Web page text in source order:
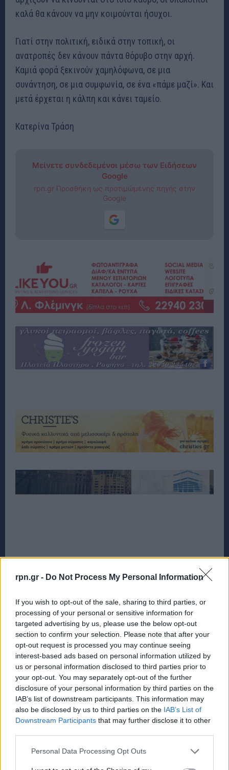
rpn.gr - Do Not Process My Personal Information
If you wish to opt-out of the sale, sharing to third parties, or
processing of your personal or sensitive information for
targeted advertising by us, please use the below opt-out
section to confirm your selection. Please note that after your
opt-out request is processed you may continue seeing
interest-based ads based on personal information utilized by
us or personal information disclosed to third parties prior to
your opt-out. You may separately opt-out of the further
disclosure of your personal information by third parties on the
IAB’s list of downstream participants. This information may
also be disclosed by us to third parties on the IAB’s List of
Downstream Participants that may further disclose it to other
Personal Data Processing Opt Outs
καλά θα κάνουν να μην κοιμούνται ήσυχοι.
Γιατί στην πολιτική, ειδικά στην τοπική, οι
ανατροπές δεν κάνουν πάντα θόρυβο στην αρχή.
Καμιά φορά ξεκινούν χαμηλόφωνα, σε μια
συνάντηση, σε μια συμφωνία, σε ένα «πάμε μαζί». Και
μετά έρχεται η κάλπη και κάνει ταμείο.
Κατερίνα Τράση
Μείνετε συνδεδεμένοι μέσω των Ειδήσεων
Google
rpn.gr Προσθήκη ως προτιμώμενης πηγής στην
Google